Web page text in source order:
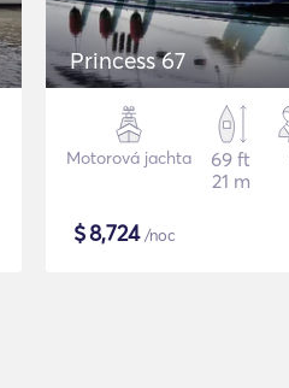
Princess 67
Motorová jachta
69 ft
21 m
$8,724/noc